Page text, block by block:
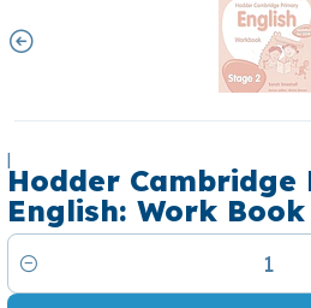
|
Hodder Cambridge
English: Work
Cantidad